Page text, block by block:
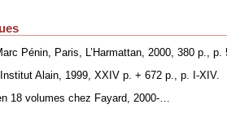
Pénin, Paris, L’Harmattan, 2000, 380 p., p.
Institut Alain, 1999, XXIV p. + 672 p., p. I-XIV.
18 volumes chez Fayard, 2000-…